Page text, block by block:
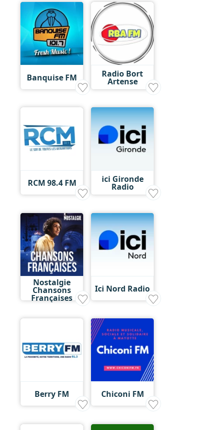
Banquise FM Radio Bort
Artense
RCM 98.4 FM ici Gironde
Radio
Nostalgie
Chansons
Françaises
Ici Nord Radio
Berry FM Chiconi FM